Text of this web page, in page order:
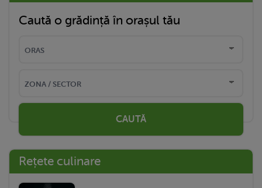
Caută o grădință în orașul tău
CAUTĂ
Rețete culinare